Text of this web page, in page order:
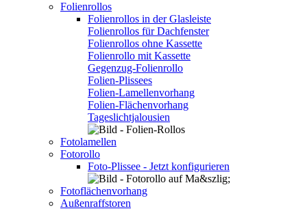
Folienrollos
Folienrollos in der Glasleiste
Folienrollos für Dachfenster
Folienrollos ohne Kassette
Folienrollo mit Kassette
Gegenzug-Folienrollo
Folien-Plissees
Folien-Lamellenvorhang
Folien-Flächenvorhang
Tageslichtjalousien
Fotolamellen
Fotorollo
Foto-Plissee - Jetzt konfigurieren
Fotoflächenvorhang
Außenraffstoren